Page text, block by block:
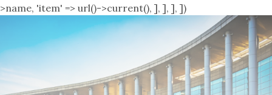
>name, 'item' => url()->current(), ], ], ], ])